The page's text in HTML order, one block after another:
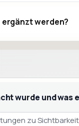
werden?
wurde und was
zu